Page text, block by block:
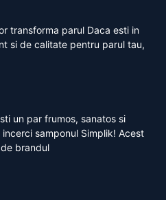
transforma parul Daca esti in
si de calitate pentru parul tau,
un par frumos, sanatos si
samponul Simplik! Acest
brandul